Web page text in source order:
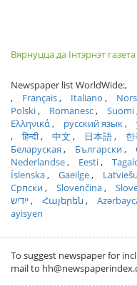
Вярнуцца да Інтэрнэт газета
Newspaper list WorldWide:
Français
Italiano
Polski
Romanesc Suomi
Ελληνικά
русский язык
हिन्दी
中文 日本語 한
Беларуская
Български
Nederlandse
Eesti
Íslenska
Gaeilge Latviešu
Српски
Slovenčina
ייִדיש
Հայերեն
ayisyen
To suggest newspaper for
mail to